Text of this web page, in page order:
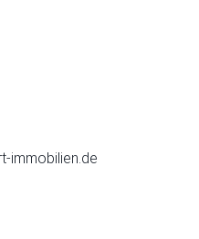
immobilien.de